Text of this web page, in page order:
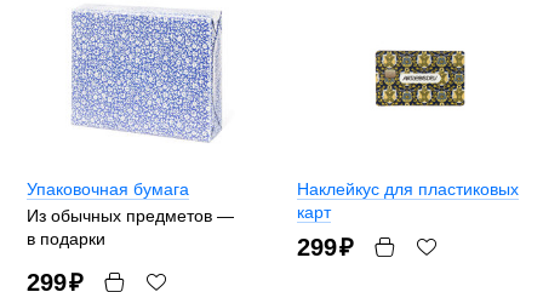
Упаковочная бумага
Из обычных предметов —
в подарки
299₽
Наклейкус для пластиковых
карт
299₽